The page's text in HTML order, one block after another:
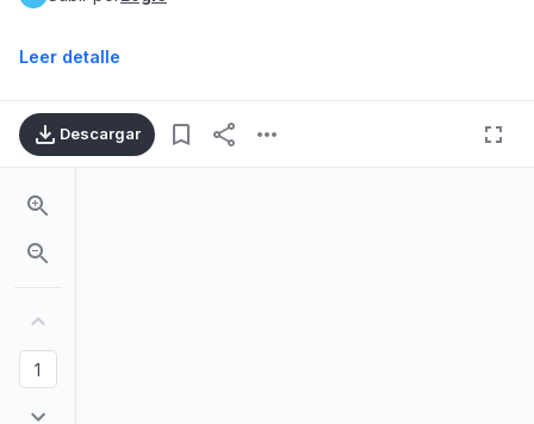
Leer detalle
Descargar